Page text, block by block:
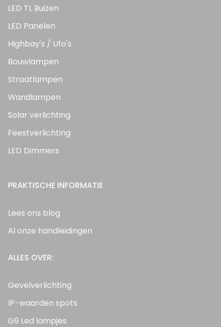
LED TL Buizen
LED Panelen
Highbay's / Ufo's
Bouwlampen
Straatlampen
Wandlampen
Solar verlichting
Feestverlichting
LED Dimmers
PRAKTISCHE INFORMATIE
Lees ons blog
Al onze handleidingen
ALLES OVER:
Gevelverlichting
IP-waarden spots
G9 Led lampjes